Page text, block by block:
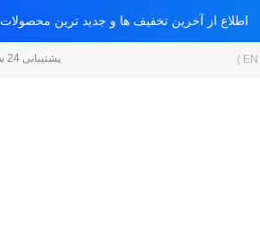
اطلاع از آخرین تخفیف ها و جدید ترین محصولات
پشتیبانی 24 ساعته